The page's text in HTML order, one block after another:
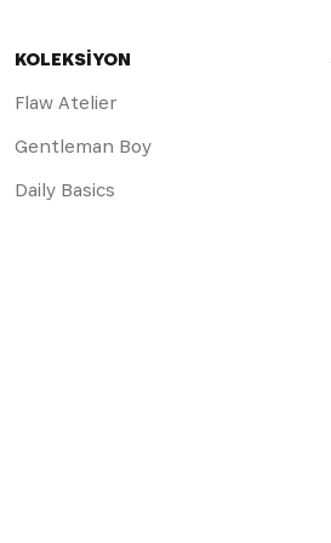
KOLEKSİYON
Flaw Atelier
Gentleman Boy
Daily Basics